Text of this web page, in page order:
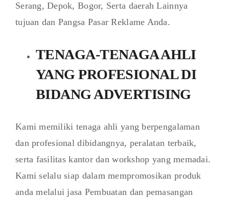
Serang, Depok, Bogor, Serta daerah Lainnya
tujuan dan Pangsa Pasar Reklame Anda.
TENAGA-TENAGA AHLI
YANG PROFESIONAL DI
BIDANG ADVERTISING
Kami memiliki tenaga ahli yang berpengalaman
dan profesional dibidangnya, peralatan terbaik,
serta fasilitas kantor dan workshop yang memadai.
Kami selalu siap dalam mempromosikan produk
anda melalui jasa Pembuatan dan pemasangan